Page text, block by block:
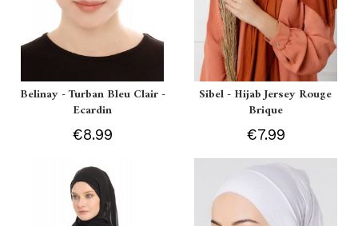
Belinay - Turban Bleu Clair -
Ecardin
€8.99
Sibel - Hijab Jersey Rouge
Brique
€7.99